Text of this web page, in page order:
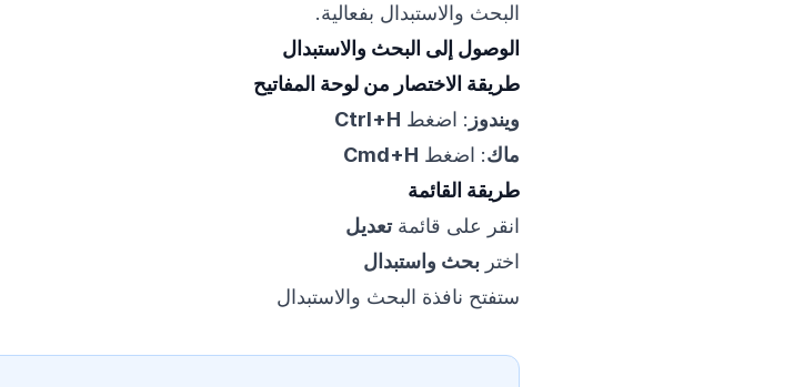
البحث والاستبدال بفعالية.
الوصول إلى البحث والاستبدال
طريقة الاختصار من لوحة المفاتيح
ويندوز : اضغط Ctrl+H
ماك: اضغط Cmd+H
طريقة القائمة
انقر على قائمةتعديل
اختر بحث واستبدال
ستفتح نافذة البحث والاستبدال